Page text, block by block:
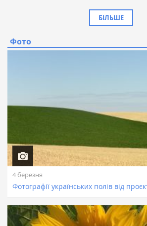
БІЛЬШЕ
Фото
4 березня
Фотографії українських полів від